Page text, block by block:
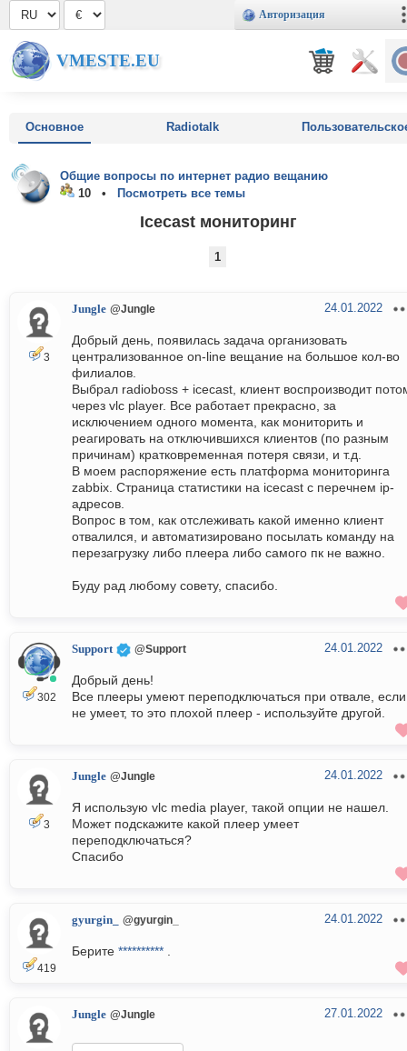
Авторизация
VMESTE.EU
Основное Radiotalk
Общие вопросы по интернет радио вещанию
10 •
Посмотреть все темы
Icecast мониторинг
1
3
Jungle @Jungle 24.01.2022
Добрый день, появилась задача организовать
централизованное on-line вещание на большое кол-во
филиалов.
Выбрал radioboss + icecast, клиент воспроизводит
через vlc player. Все работает прекрасно, за
исключением одного момента, как мониторить и
реагировать на отключившихся клиентов (по разным
причинам) кратковременная потеря связи, и т.д.
В моем распоряжение есть платформа мониторинга
zabbix. Страница статистики на icecast с перечнем ip-
адресов.
Вопрос в том, как отслеживать какой именно клиент
отвалился, и автоматизировано посылать команду на
перезагрузку либо плеера либо самого пк не важно.
Буду рад любому совету, спасибо.
302
Support @Support 24.01.2022
Добрый день!
Все плееры умеют переподключаться при отвале, если
не умеет, то это плохой плеер - используйте другой.
3
Jungle @Jungle 24.01.2022
Я использую vlc media player, такой опции не нашел.
Может подскажите какой плеер умеет
переподключаться?
Спасибо
419
gyurgin_ @gyurgin_ 24.01.2022
Берите **********
Jungle @Jungle 27.01.2022